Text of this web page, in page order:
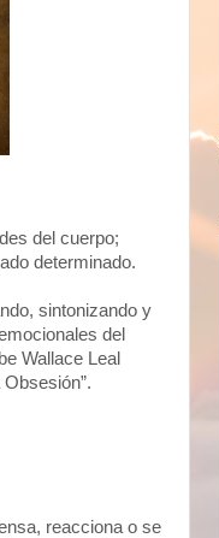
del cuerpo;
determinado.
sintonizando y
del
Wallace Leal
reacciona o se